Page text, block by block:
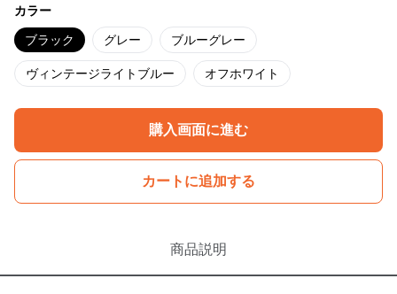
カラー
ブラック グレー ブルーグレー
ヴィンテージライトブルー オフホワイト
購入画面に進む
カートに追加する
商品説明